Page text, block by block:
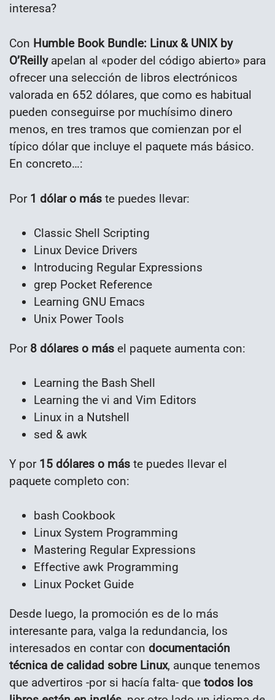
interesa?
Con Humble Book Bundle: Linux & UNIX by
O’Reillyapelan al «poder del código abierto» para
ofrecer una selección de libros electrónicos
valorada en 652 dólares, que como es habitual
pueden conseguirse por muchísimo dinero
menos, en tres tramos que comienzan por el
típico dólar que incluye el paquete más básico.
En concreto…:
Por 1 dólar o más te puedes llevar:
Classic Shell Scripting
Linux Device Drivers
Introducing Regular Expressions
grep Pocket Reference
Learning GNU Emacs
Unix Power Tools
Por 8 dólares o más el paquete aumenta con:
Learning the Bash Shell
Learning the vi and Vim Editors
Linux in a Nutshell
sed & awk
Y por 15 dólares o más te puedes llevar el
paquete completo con:
bash Cookbook
Linux System Programming
Mastering Regular Expressions
Effective awk Programming
Linux Pocket Guide
Desde luego, la promoción es de lo más
interesante para, valga la redundancia, los
interesados en contar con documentación
técnica de calidad sobre Linux, aunque tenemos
que advertiros -por si hacía falta- que todos los